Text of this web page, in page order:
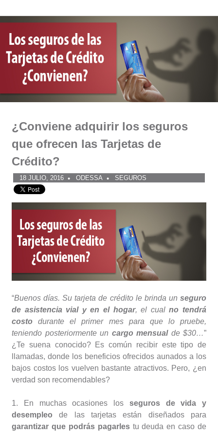
contenido
Comunidad
ODESSA
¿Conviene adquirir los seguros
que ofrecen las Tarjetas de
Crédito?
18 JULIO, 2016 ODESSA SEGUROS
“Buenos días. Su tarjeta de crédito le brinda un seguro
de asistencia vial y en el hogar, el cualno tendrá
costo durante el primer mes para que lo pruebe,
teniendo posteriormente un cargo mensualde $30…”
¿Te suena conocido? Es común recibir este tipo de
llamadas, donde los beneficios ofrecidos aunados a los
bajos costos los vuelven bastante atractivos. Pero, ¿en
verdad son recomendables?
1. En muchas ocasiones los seguros de vida y
desempleo de las tarjetas están diseñados para
garantizar que podrás pagarlestu deuda en caso de